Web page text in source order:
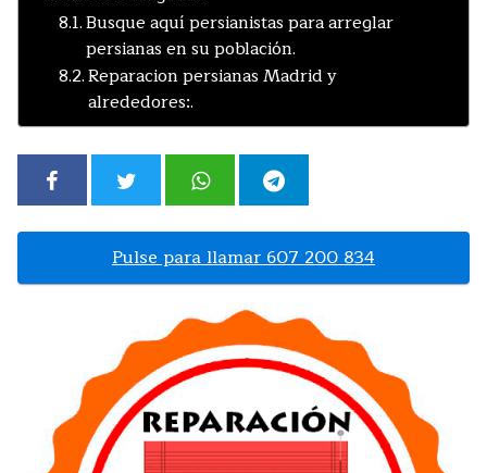
Busque aquí persianistas para arreglar
persianas en su población.
Reparacion persianas Madrid y
alrededores:.
Pulse para llamar 607 200 834